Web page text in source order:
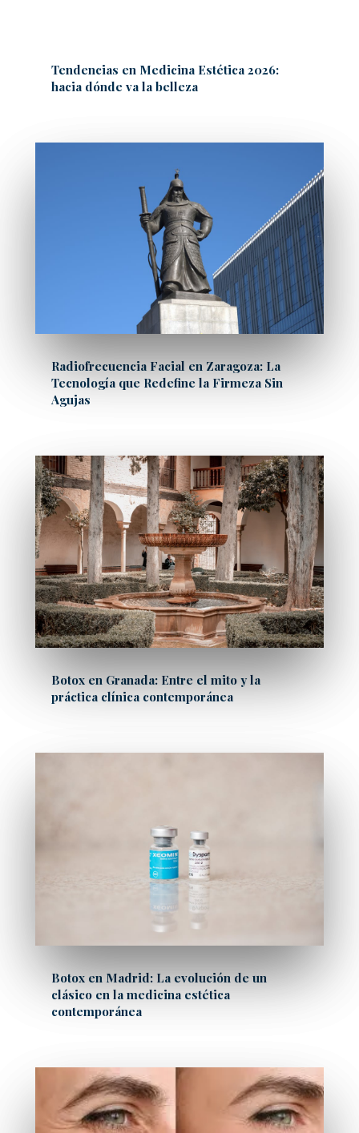
Tendencias en Medicina Estética 2026:
hacia dónde va la belleza
Radiofrecuencia Facial en Zaragoza: La
Tecnología que Redefine la Firmeza Sin
Agujas
Botox en Granada: Entre el mito y la
práctica clínica contemporánea
Botox en Madrid: La evolución de un
clásico en la medicina estética
contemporánea